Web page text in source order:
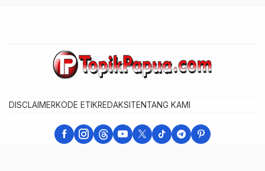
DISCLAIMERKODE ETIKREDAKSI TENTANG KAMI